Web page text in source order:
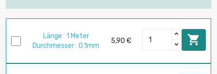
Länge : 1 Meter
Durchmesser : 0.1mm
5,90 € 